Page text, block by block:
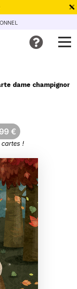
pour envoyer des
dame champignon
€
!